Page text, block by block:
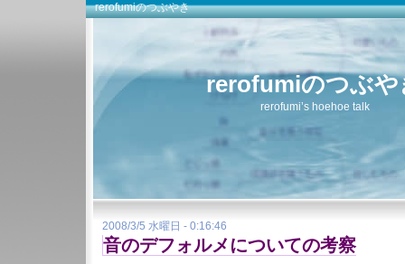
rerofumiのつぶやき
rerofumiのつぶや
rerofumi’s hoehoe talk
2008/3/5 水曜日 - 0:16:46
音のデフォルメについての考察